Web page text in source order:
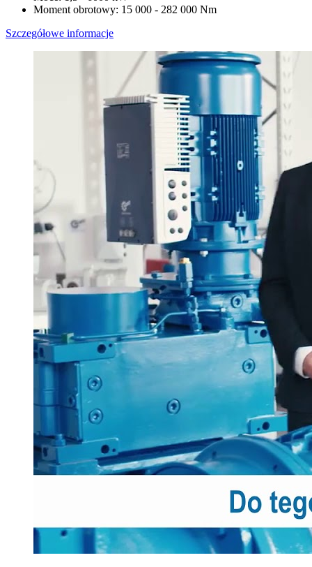
Moment obrotowy: 15 000 - 282 000 Nm
Szczegółowe informacje